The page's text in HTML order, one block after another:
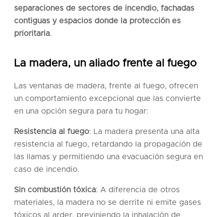
separaciones de sectores de incendio, fachadas
contiguas y espacios donde la protección es
prioritaria.
La madera, un aliado frente al fuego
Las ventanas de madera, frente al fuego, ofrecen
un comportamiento excepcional que las convierte
en una opción segura para tu hogar:
Resistencia al fuego: La madera presenta una alta
resistencia al fuego, retardando la propagación de
las llamas y permitiendo una evacuación segura en
caso de incendio.
Sin combustión tóxica: A diferencia de otros
materiales, la madera no se derrite ni emite gases
tóxicos al arder, previniendo la inhalación de